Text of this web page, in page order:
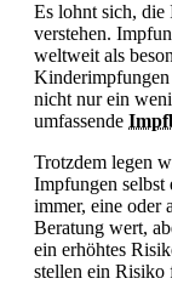
Es lohnt sich, die
verstehen.
weltweit als
nicht nur ein
umfassende
Trotzdem legen
Impfungen selbst
immer, eine oder
Beratung wert,
ein erhöhtes
stellen ein Risiko